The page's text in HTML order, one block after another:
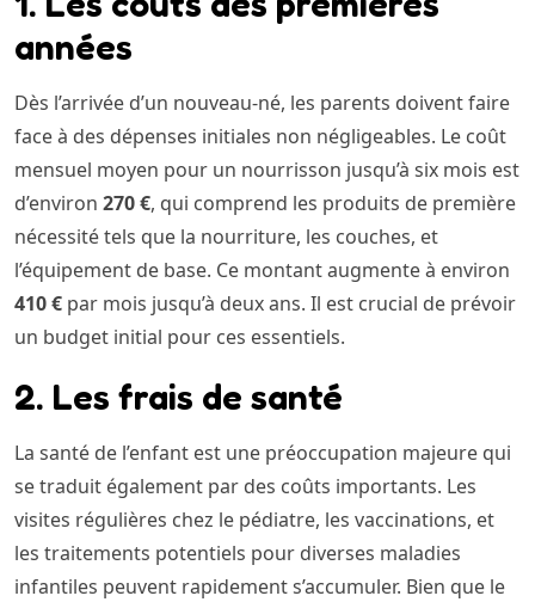
années
Dès l’arrivée d’un nouveau-né, les parents doivent faire
face à des dépenses initiales non négligeables. Le coût
mensuel moyen pour un nourrisson jusqu’à six mois est
d’environ 270 €, qui comprend les produits de première
nécessité tels que la nourriture, les couches, et
l’équipement de base. Ce montant augmente à environ
410 € par mois jusqu’à deux ans. Il est crucial de prévoir
un budget initial pour ces essentiels.
2. Les frais de santé
La santé de l’enfant est une préoccupation majeure qui
se traduit également par des coûts importants. Les
visites régulières chez le pédiatre, les vaccinations, et
les traitements potentiels pour diverses maladies
infantiles peuvent rapidement s’accumuler. Bien que le